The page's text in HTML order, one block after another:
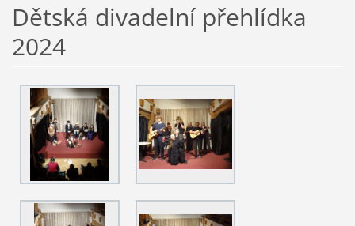
Dětská divadelní přehlídka
2024